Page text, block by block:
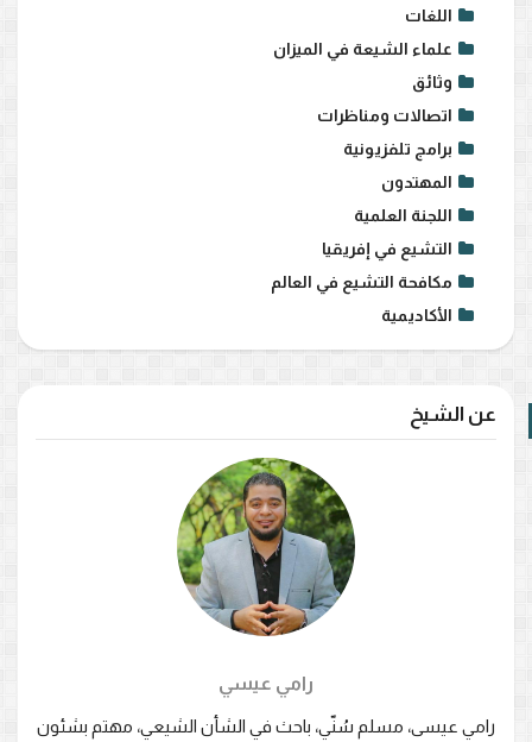
اللغات
علماء الشيعة في الميزان
وثائق
اتصالات ومناظرات
برامج تلفزيونية
المهتدون
اللجنة العلمية
التشيع في إفريقيا
مكافحة التشيع في العالم
الأكاديمية
عن الشيخ
رامي عيسي
رامي عيسى، مسلم سُنّي، باحث في الشأن الشيعي، مهتم بشئون